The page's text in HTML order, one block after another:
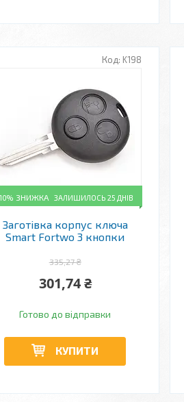
K198
ЗАЛИШИЛОСЬ 25 ДНІВ
Заготівка корпус ключа
Smart Fortwo 3 кнопки
335,27 ₴
301,74 ₴
Готово до відправки
КУПИТИ